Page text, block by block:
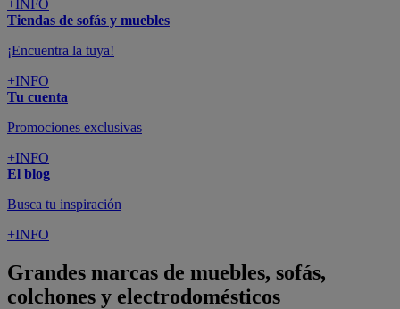
+INFO
Tiendas de sofás y muebles
¡Encuentra la tuya!
+INFO
Tu cuenta
Promociones exclusivas
+INFO
El blog
Busca tu inspiración
+INFO
Grandes marcas de muebles, sofás,
colchones y electrodomésticos